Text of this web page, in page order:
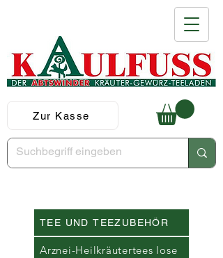
Zur Kasse
TEE UND TEEZUBEHÖR
Arznei-Heilkräutertees lose